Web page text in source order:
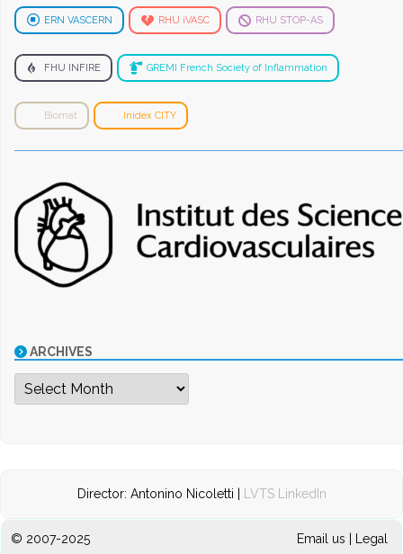
ERN VASCERN RHU iVASC RHU STOP-AS
FHU INFIRE GREMI French Society of Inflammation
Biomat Inidex CITY
ARCHIVES
Archives
Director: Antonino Nicoletti | LVTS LinkedIn
© 2007-2025
Email us
Legal